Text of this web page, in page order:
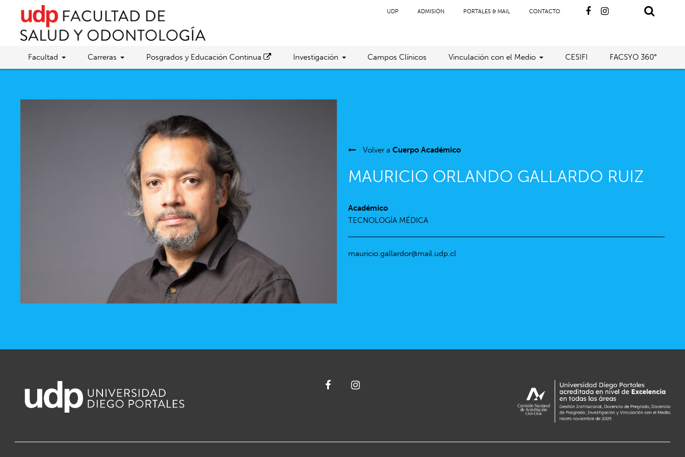
UDP ADMISIÓN PORTALES & MAIL CONTACTO
Facultad Carreras Posgrados y Educación Continua Investigación Campos Clínicos Vinculación con el Medio CESIFI FACSYO 360°
Volver aCuerpo Académico
MAURICIO ORLANDO GALLARDO RUIZ
Académico
TECNOLOGÍA MÉDICA
mauricio.gallardor@mail.udp.cl